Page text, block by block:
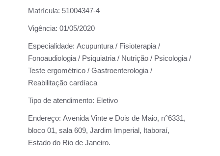
Matrícula: 51004347-4
Vigência: 01/05/2020
Especialidade: Acupuntura / Fisioterapia /
Fonoaudiologia / Psiquiatria / Nutrição / Psicologia /
Teste ergométrico / Gastroenterologia /
Reabilitação cardíaca
Tipo de atendimento: Eletivo
Endereço: Avenida Vinte e Dois de Maio, n°6331,
bloco 01, sala 609, Jardim Imperial, Itaboraí,
Estado do Rio de Janeiro.